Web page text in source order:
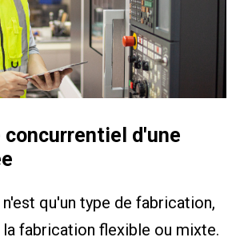
concurrentiel d'une
qu'un type de fabrication,
la fabrication flexible ou mixte.